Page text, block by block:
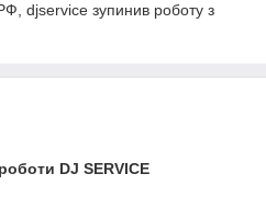
djservice зупинив роботу з
DJ SERVICE